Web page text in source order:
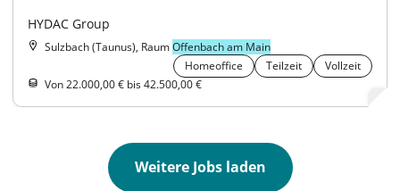
HYDAC Group
Sulzbach (Taunus), RaumOffenbach am Main
Homeoffice
Teilzeit
Vollzeit
Von 22.000,00 € bis 42.500,00 €
Weitere Jobs laden